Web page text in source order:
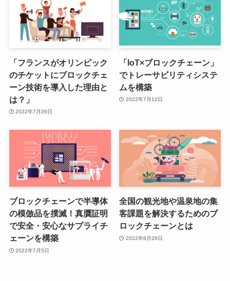
「フランスがオリンピック
のチケットにブロックチェ
ーン技術を導入した理由と
は？」
2022年7月26日
「IoT×ブロックチェーン」
でトレーサビリティシステ
ムを構築
2022年7月12日
ブロックチェーンで半導体
の模倣品を撲滅！真贋証明
で安全・安心なサプライチ
ェーンを構築
2022年7月5日
全国の観光地や温泉地の集
客課題を解決するためのブ
ロックチェーンとは
2022年6月28日